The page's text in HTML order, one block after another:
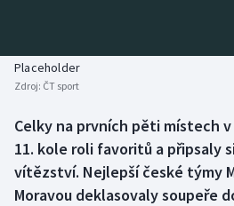
Biatlon
Box
Curling
Aplikace ČT sport
Placeholder
Zdroj: ČT sport
Celky na prvních pěti místech
11. kole roli favoritů a připsaly
vítězství. Nejlepší české týmy
Moravou deklasovaly soupeře